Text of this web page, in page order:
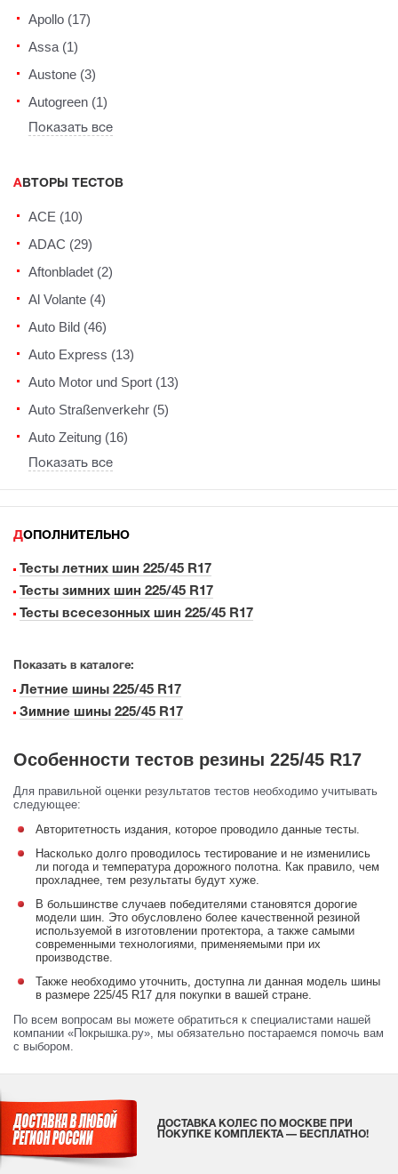
Apollo (17)
Assa (1)
Austone (3)
Autogreen (1)
Показать все
АВТОРЫ ТЕСТОВ
ACE (10)
ADAC (29)
Aftonbladet (2)
Al Volante (4)
Auto Bild (46)
Auto Express (13)
Auto Motor und Sport (13)
Auto Straßenverkehr (5)
Auto Zeitung (16)
Показать все
ДОПОЛНИТЕЛЬНО
Тесты летних шин 225/45 R17
Тесты зимних шин 225/45 R17
Тесты всесезонных шин 225/45 R17
Показать в каталоге:
Летние шины 225/45 R17
Зимние шины 225/45 R17
Особенности тестов резины 225/45 R17
Для правильной оценки результатов тестов необходимо учитывать
следующее:
Авторитетность издания, которое проводило данные тесты.
Насколько долго проводилось тестирование и не изменились
ли погода и температура дорожного полотна. Как правило, чем
прохладнее, тем результаты будут хуже.
В большинстве случаев победителями становятся дорогие
модели шин. Это обусловлено более качественной резиной
используемой в изготовлении протектора, а также самыми
современными технологиями, применяемыми при их
производстве.
Также необходимо уточнить, доступна ли данная модель шины
в размере 225/45 R17 для покупки в вашей стране.
По всем вопросам вы можете обратиться к специалистами нашей
компании «Покрышка.ру», мы обязательно постараемся помочь вам
с выбором.
ДОСТАВКА КОЛЕС ПО МОСКВЕ ПРИ
ПОКУПКЕ КОМПЛЕКТА — БЕСПЛАТНО!